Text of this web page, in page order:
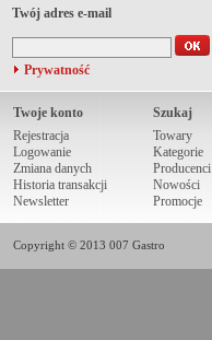
Twój adres e-mail
Prywatność
Twoje konto
Rejestracja
Logowanie
Zmiana danych
Historia transakcji
Newsletter
Szukaj
Towary
Kategorie
Producenci
Nowości
Promocje
Copyright © 2013 007 Gastro